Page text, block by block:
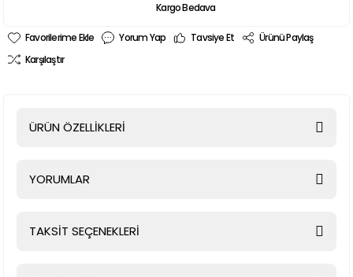
Kargo Bedava
Yorum Yap Tavsiye Et
Ürünü Paylaş
Karşılaştır
ÜRÜN ÖZELLİKLERİ
YORUMLAR
TAKSİT SEÇENEKLERİ